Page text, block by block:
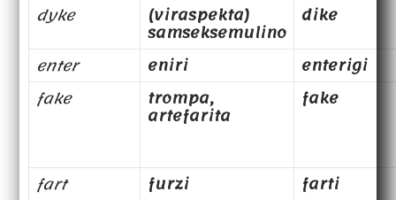
dyke
(viraspekta)
samseksemulino
dike
enter
eniri
enterigi
fake
trompa,
artefarita
fake
fart furzi
farti